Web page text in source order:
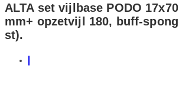
ALTA set vijlbase PODO
mm+ opzetvijl 180, buff-
st).